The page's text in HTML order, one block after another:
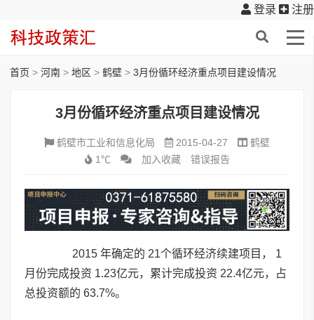
登录 注册
首页 > 河南 > 地区 > 鹤壁 > 3月份循环经济重点项目建设情况
3月份循环经济重点项目建设情况
鹤壁市工业和信息化局 2015-04-27
鹤壁
1℃
加入收藏 错误报告
2015 年确定的 21个循环经济续建项目， 1
月份完成投资 1.23亿元，累计完成投资 22.4亿元，占
总投资额的 63.7%。